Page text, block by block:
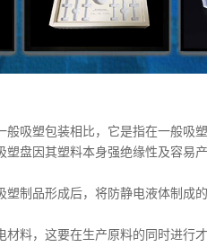
吸塑包装相比，它是指在一般吸
盘因其塑料本身强绝缘性及容易
制品形成后，将防静电液体制成
料，这要在生产原料的同时进行